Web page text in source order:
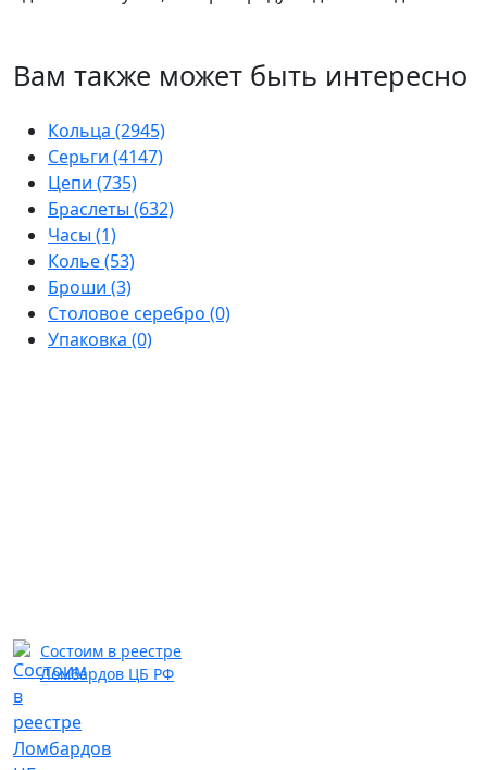
Вам также может быть интересно
Кольца (2945)
Серьги (4147)
Цепи (735)
Браслеты (632)
Часы (1)
Колье(53)
Броши (3)
Столовое серебро (0)
Упаковка (0)
Состоим в реестре
Ломбардов ЦБ РФ